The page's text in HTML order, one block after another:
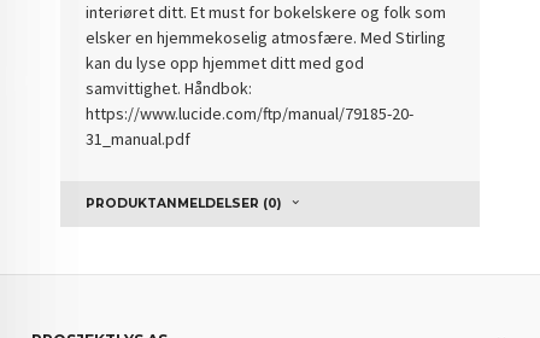
interiøret ditt. Et must for bokelskere og folk som
elsker en hjemmekoselig atmosfære. Med Stirling
kan du lyse opp hjemmet ditt med god
samvittighet. Håndbok:
https://www.lucide.com/ftp/manual/79185-20-
31_manual.pdf
PRODUKTANMELDELSER (0)